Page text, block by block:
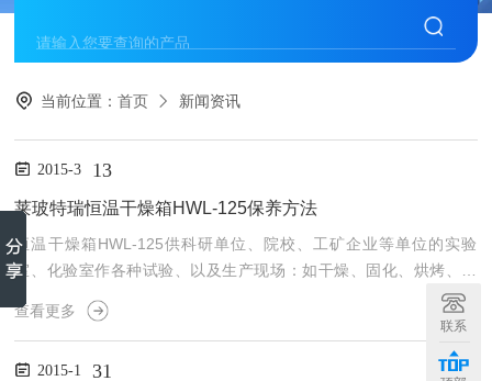
当前位置：首页 新闻资讯
2015-3 13
莱玻特瑞恒温干燥箱HWL-125保养方法
恒温干燥箱HWL-125供科研单位、院校、工矿企业等单位的实验
室、化验室作各种试验、以及生产现场：如干燥、固化、烘烤、熔
蜡、及消毒等应用。此恒温干燥箱也是食品厂、饮用水厂办QS、HA
CCP认证的*检验设备。恒温干燥箱HWL-125箱体结构1、外壳：1.5
mm冷轧钢板表面静电粉末喷涂；2、内胆：1.2mm镜面不锈钢板；
3、固态继电器：日本欧姆龙；4、保温层：超细耐温玻璃纤维棉；
查看更多
2015-1 31
联系